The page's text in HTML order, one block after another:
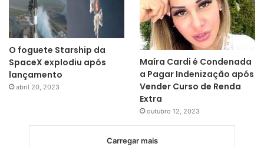
O foguete Starship da
SpaceX explodiu após
lançamento
abril 20, 2023
Maíra Cardi é Condenada
a Pagar Indenização após
Vender Curso de Renda
Extra
outubro 12, 2023
Carregar mais